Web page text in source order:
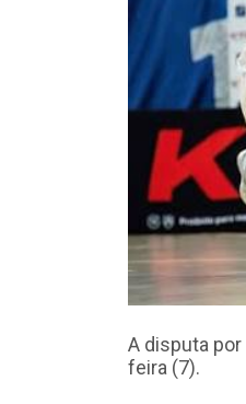
A disputa
feira (7).